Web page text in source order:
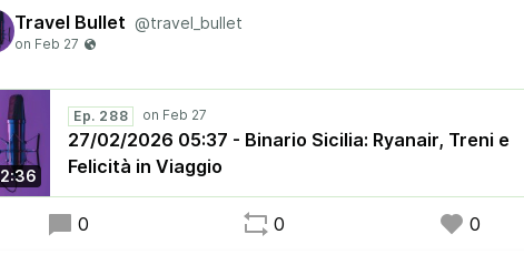
Travel Bullet @travel_bullet
2:36
Ep. 288
27/02/2026 05:37 - Binario Sicilia: Ryanair, Treni e
Felicità in Viaggio
0 0 0